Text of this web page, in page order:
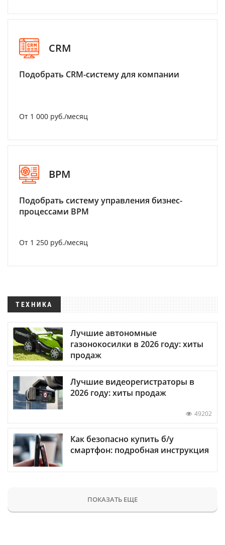
CRM
Подобрать CRM-систему для компании
От 1 000 руб./месяц
BPM
Подобрать систему управления бизнес-
процессами BPM
От 1 250 руб./месяц
ТЕХНИКА
Лучшие автономные
газонокосилки в 2026 году: хиты
продаж
Лучшие видеорегистраторы в
2026 году: хиты продаж
49202
Как безопасно купить б/у
смартфон: подробная инструкция
ПОКАЗАТЬ ЕЩЕ